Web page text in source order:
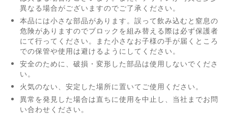
異なる場合がございますのでご了承ください。
本品には小さな部品があります。誤って飲み込むと窒息の
危険がありますのでブロックを組み替える際は必ず保護者
にて行ってください。また小さなお子様の手が届くところ
での保管や使用は避けるようにしてください。
安全のために、破損・変形した部品は使用しないでくださ
い。
火気のない、安定した場所に置いてご使用ください。
異常を発見した場合は直ちに使用を中止し、当社までお問
い合わせください。